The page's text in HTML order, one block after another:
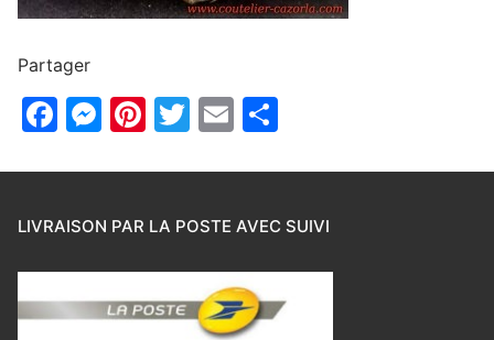
Partager
Facebook
Messenger
Pinterest
Twitter
Email
LIVRAISON PAR LA POSTE AVEC SUIVI